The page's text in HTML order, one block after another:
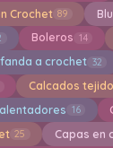
Crochet 89
Boleros 14
a crochet 32
Calcados
16
25 Capas en